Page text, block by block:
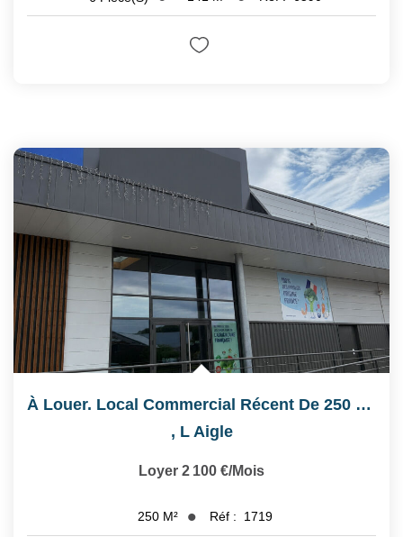
À Louer. Local Commercial Récent De 250 M² . Emplacement...
, L Aigle
Loyer 2 100 €/mois
250 M² Réf : 1719